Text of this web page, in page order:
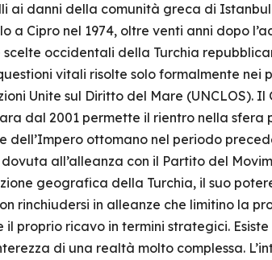
danni della comunità greca di Istanbul
Cipro nel 1974, oltre venti anni dopo
occidentali della Turchia
vitali risolte solo formalmente nei
Unite sul Diritto del Mare (UNCLOS).
dal 2001 permette il rientro nella
dell’Impero ottomano nel periodo
all’alleanza con il Partito del
geografica della Turchia, il suo
rinchiudersi in alleanze che limitino la
proprio ricavo in termini strategici.
di una realtà molto complessa.